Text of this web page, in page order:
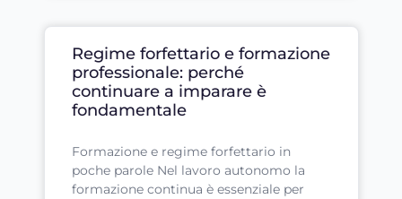
Regime forfettario e formazione
professionale: perché
continuare a imparare è
fondamentale
Formazione e regime forfettario in
poche parole Nel lavoro autonomo la
formazione continua è essenziale per